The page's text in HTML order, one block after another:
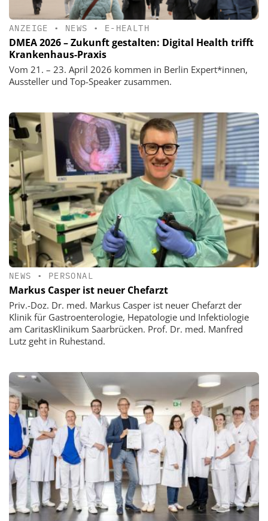
ANZEIGE • NEWS • E-HEALTH
DMEA 2026 – Zukunft gestalten: Digital Health trifft
Krankenhaus-Praxis
Vom 21. – 23. April 2026 kommen in Berlin Expert*innen,
Aussteller und Top-Speaker zusammen.
NEWS • PERSONAL
Markus Casper ist neuer Chefarzt
Priv.-Doz. Dr. med. Markus Casper ist neuer Chefarzt der
Klinik für Gastroenterologie, Hepatologie und Infektiologie
am CaritasKlinikum Saarbrücken. Prof. Dr. med. Manfred
Lutz geht in Ruhestand.